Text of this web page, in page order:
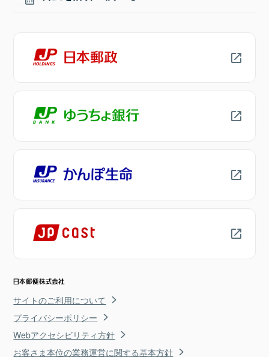
サイトのご利用について
プライバシーポリシー
Webアクセシビリティ方針
お客さま本位の業務運営に関する基本方針